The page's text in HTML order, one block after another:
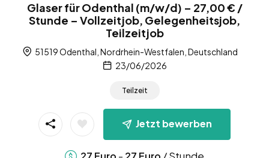
Glaser für Odenthal (m/w/d) – 27,00 € /
Stunde – Vollzeitjob, Gelegenheitsjob,
Teilzeitjob
51519 Odenthal, Nordrhein-Westfalen, Deutschland
23/06/2026
Teilzeit
Jetzt bewerben
- / Stunde